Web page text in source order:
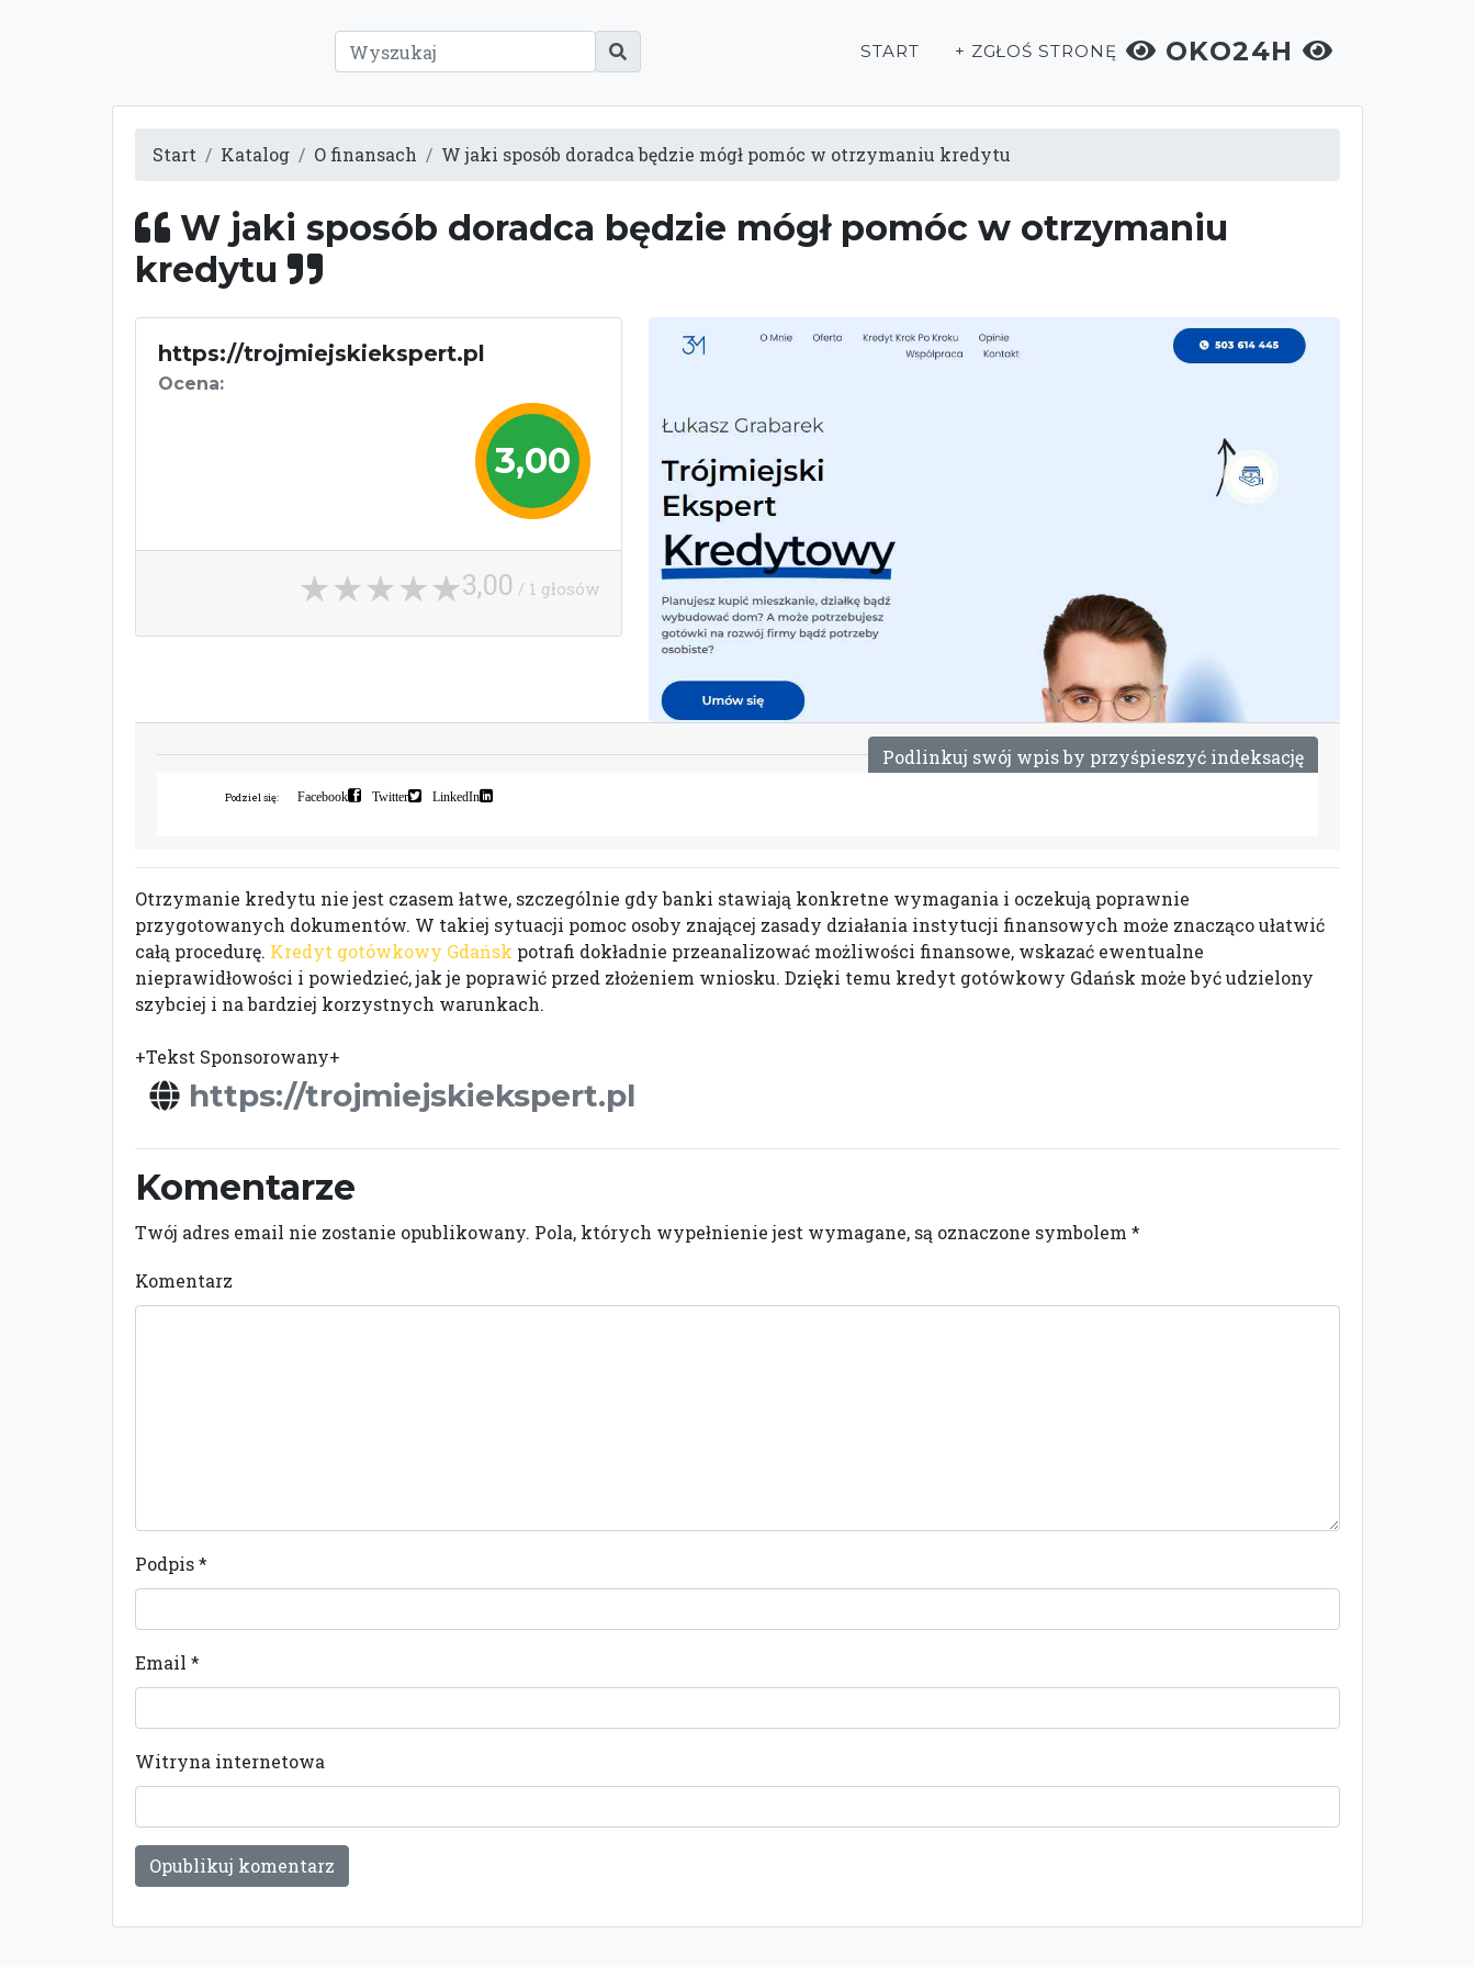
START + ZGŁOŚ STRONĘ OKO24H
Start Katalog O finansach W jaki sposób doradca będzie mógł pomóc w otrzymaniu kredytu
W jaki sposób doradca będzie mógł pomóc w otrzymaniu
kredytu
https://trojmiejskiekspert.pl
Ocena:
3,00
3,00 / 1 głosów
Podlinkuj swój wpisby przyśpieszyć indeksację
Podziel się: Facebook Twitter LinkedIn
Otrzymanie kredytu nie jest czasem łatwe, szczególnie gdy banki stawiają konkretne wymagania i oczekują poprawnie
przygotowanych dokumentów. W takiej sytuacji pomoc osoby znającej zasady działania instytucji finansowych może znacząco ułatwić
całą procedurę. Kredyt gotówkowy Gdańsk potrafi dokładnie przeanalizować możliwości finansowe, wskazać ewentualne
nieprawidłowości i powiedzieć, jak je poprawić przed złożeniem wniosku. Dzięki temu kredyt gotówkowy Gdańsk może być udzielony
szybciej i na bardziej korzystnych warunkach.
+Tekst Sponsorowany+
https://trojmiejskiekspert.pl
Komentarze
Twój adres email nie zostanie opublikowany. Pola, których wypełnienie jest wymagane, są oznaczone symbolem *
Komentarz
Podpis*
Email *
Witryna internetowa